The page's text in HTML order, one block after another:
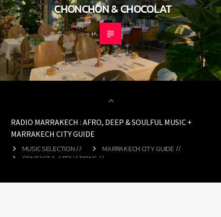
CHONCHON & CHOCOLAT
RADIO MARRAKECH : AFRO, DEEP & SOULFUL MUSIC +
MARRAKECH CITY GUIDE
MUSIC SELECTION //
MARRAKECH CITY GUIDE //
CONTACT & AFFILIATIONS //